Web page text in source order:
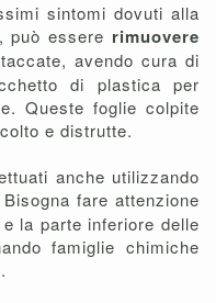
sintomi dovuti alla
, può essere rimuovere
avendo cura di
di plastica per
Queste foglie colpite
e distrutte.
anche utilizzando
fare attenzione
la parte inferiore delle
famiglie chimiche